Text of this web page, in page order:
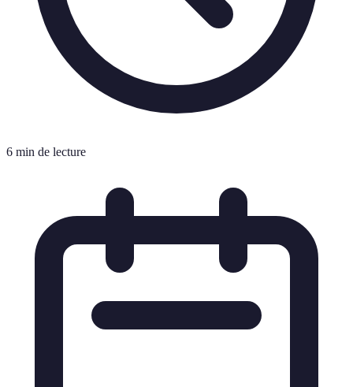
6 min de lecture